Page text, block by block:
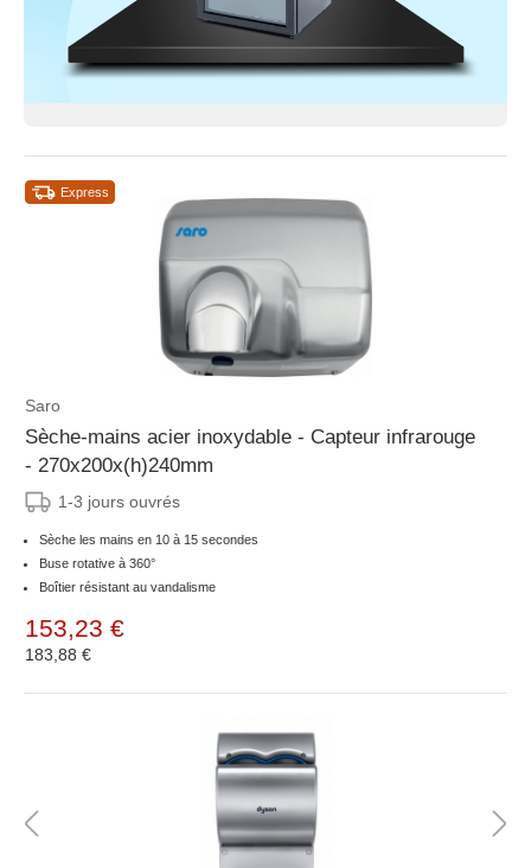
Express
Saro
Sèche-mains acier inoxydable - Capteur infrarouge
- 270x200x(h)240mm
1-3 jours ouvrés
Sèche les mains en 10 à 15 secondes
Buse rotative à 360°
Boîtier résistant au vandalisme
153,23 €
183,88 €